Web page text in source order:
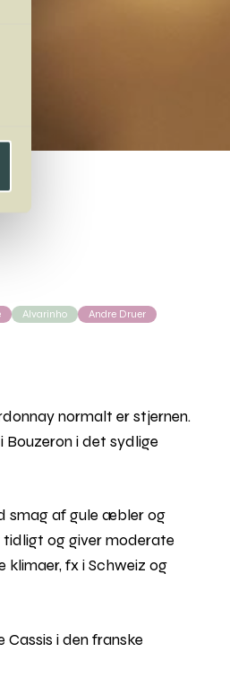
Alvarinho
Andre Druer
normalt er stjernen.
Bouzeron i det sydlige
smag af gule æbler og
tidligt og giver moderate
fx i Schweiz og
i den franske